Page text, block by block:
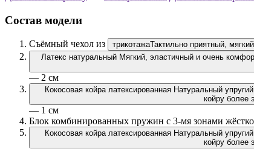
Состав модели
Съёмный чехол из трикотажаТактильно приятный,
Латекс натуральный Мягкий, эластичный и очень
— 2 см
Кокосовая койра латексированнаяНатуральный упругий
койру более
— 1 см
Блок комбинированных пружин с 3-мя зонами
Кокосовая койра латексированнаяНатуральный упругий
койру более